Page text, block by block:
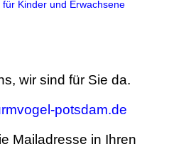
Kinder und Erwachsene
wir sind für Sie da.
potsdam.de
Mailadresse in Ihren